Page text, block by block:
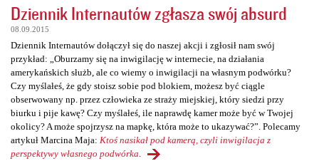
Dziennik Internautów zgłasza swój absurd
08.09.2015
Dziennik Internautów dołączył się do naszej akcji i zgłosił nam swój
przykład: „Oburzamy się na inwigilację w internecie, na działania
amerykańskich służb, ale co wiemy o inwigilacji na własnym podwórku?
Czy myślałeś, że gdy stoisz sobie pod blokiem, możesz być ciągle
obserwowany np. przez człowieka ze straży miejskiej, który siedzi przy
biurku i pije kawę? Czy myślałeś, ile naprawdę kamer może być w Twojej
okolicy? A może spojrzysz na mapkę, która może to ukazywać?”. Polecamy
artykuł Marcina Maja: Ktoś nasikał pod kamerą, czyli inwigilacja z
perspektywy własnego podwórka